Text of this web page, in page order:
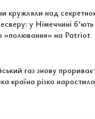
кружляли над
у Німеччині
«полювання» на Patriot
газ знову
країна різко наростила